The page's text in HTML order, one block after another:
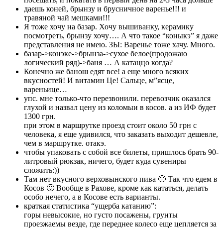
даешь коней, брынзу и брусничное варенье!!! и
травяной чай мешками!!!
Я тоже хочу на базар. Хочу вышиванку, керамику
посмотреть, брынзу хочу…. А что такое “коныкэ” я даже
представления не имею. ЗЫ: Варенье тоже хачу. Много.
базар->конэке->брынза->сухое белое(продожаю
логический ряд)->баня … А катаццо когда?
Конечно же банош едят все! а еще много всяких
вкусностей! И витамин Це! Сальце, м”ясце,
вареньице…
упс. мне только-что перезвонили. перевозчик оказался
глухой и назвал цену из коломыи в косов. а из ИФ будет
1300 грн.
при этом в маршрутке проезд стоит около 50 грн с
человека, я еще удивился, что заказать выходит дешевле,
чем в маршрутке. отакэ.
чтобы упаковать с собой все билеты, пришлось брать 90-
литровый рюкзак, ничего, будет куда сувениры
сложить:))
Там нет вкусного верховынского пива 🙁 Так что едем в
Косов 🙂 Вообще в Рахове, кроме как кататься, делать
особо нечего, а в Косове есть варианты.
краткая статистика “ущерба катанию”:
горы невысокие, но густо посажены, грунты
проезжаемы везде, где переднее колесо еще цепляется за